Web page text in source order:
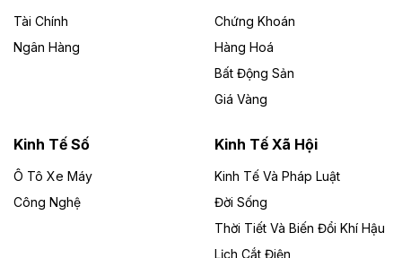
Bốn doanh nghiệp có sự góp vốn của Công ty Cổ
phần Tập đoàn Đức Long Gia Lai (HoSE: DLG) được
Gia Lai với tổng vốn hơn 4.750 tỷ đồng.
Đồng Nai cho thuê gần 59 ha đất làm khu
công nghiệp ở Long Thành
UBND TP Đồng Nai cho Công ty Amata thuê gần 59 ha
đất để đầu tư khu công nghiệp công nghệ cao Long
Tài Chính
Ngân Hàng
Chứng Khoán
Hàng Hoá
Bất Động Sản
Giá Vàng
Kinh Tế Số
Ô Tô Xe Máy
Công Nghệ
Kinh Tế Xã Hội
Kinh Tế Và Pháp Luật
Đời Sống
Thời Tiết Và Biến Đổi Khí Hậu
Lịch Cắt Điện